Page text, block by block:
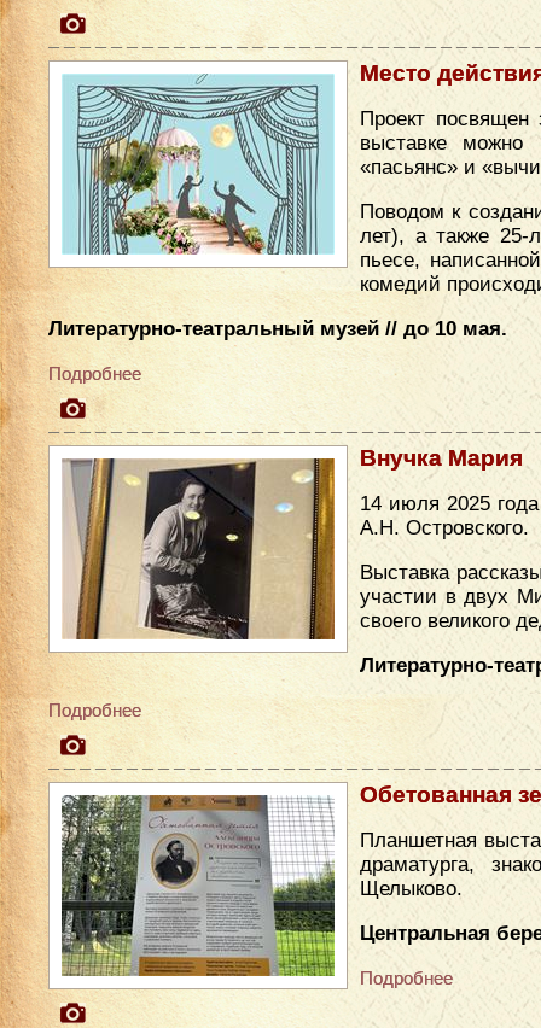
Место
Проект
выставке можно
«пасьянс» и
Поводом к
лет), а также 25-
пьесе,
комедий
Литературно-театральный музей // до 10 мая.
Подробнее
Внучка Мария
14 июля 2025
А.Н. Островского.
Выставка
участии в двух
своего великого
Литературно-
Подробнее
Обетованная
Планшетная
драматурга,
Щелыково.
Центральная
Подробнее